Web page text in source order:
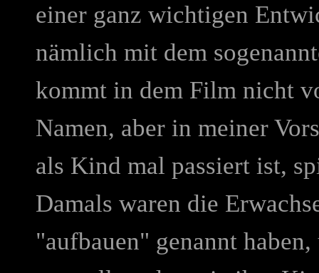
einer ganz wichtigen
nämlich mit dem
kommt in dem Film nicht
Namen, aber in meiner
als Kind mal passiert ist,
Damals waren die
"aufbauen" genannt